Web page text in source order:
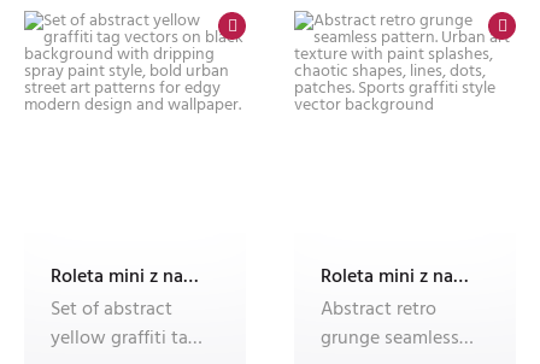
Roleta mini z nadrukiem
Set of abstract
yellow graffiti tag
Roleta mini z nadrukiem
Abstract retro
grunge seamless